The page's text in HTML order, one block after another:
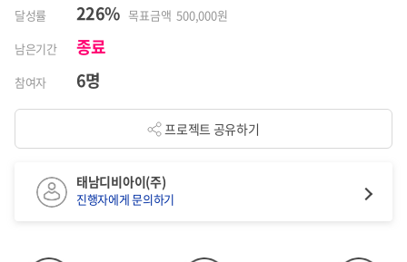
달성률 226% 목표금액 500,000원
남은기간
종료
참여자 6명
프로젝트 공유하기
태남디비아이(주)
진행자에게 문의하기